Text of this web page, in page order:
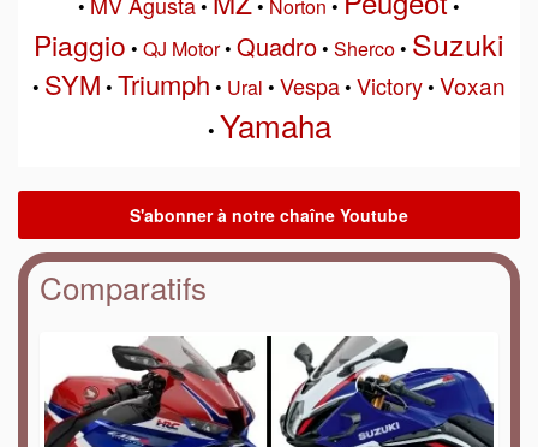
• • • Norton • •
Piaggio • QJ Motor• Quadro• Sherco• Suzuki
• SYM • Triumph • Ural • Vespa• Victory• Voxan
• Yamaha
Comparatifs